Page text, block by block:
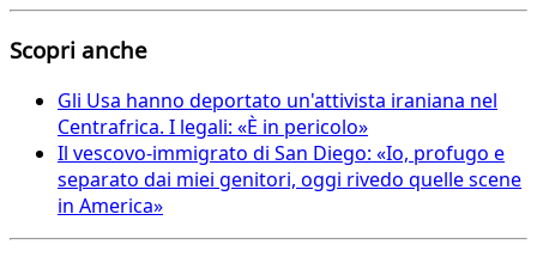
Scopri anche
Gli Usa hanno deportato un'attivista iraniana nel
Centrafrica. I legali: «È in pericolo»
Il vescovo-immigrato di San Diego: «Io, profugo e
separato dai miei genitori, oggi rivedo quelle scene
in America»